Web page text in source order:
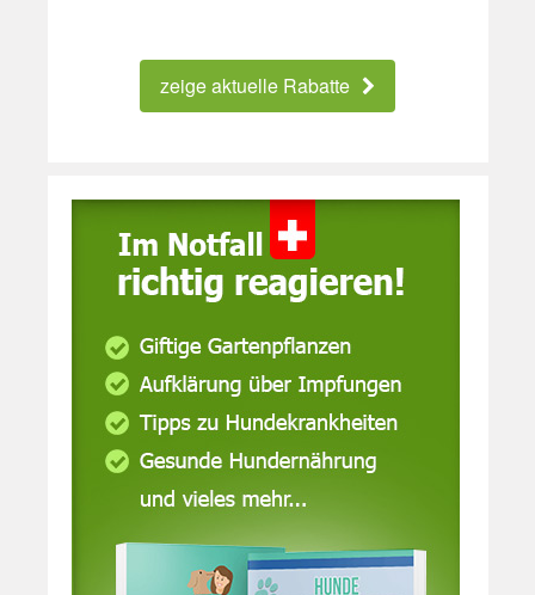
zeige aktuelle Rabatte